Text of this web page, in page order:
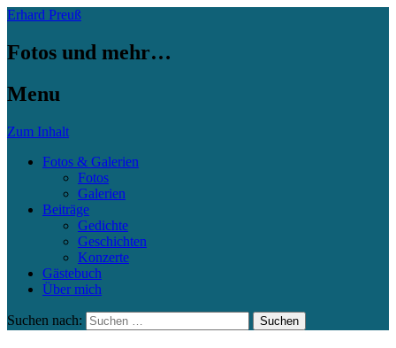
Erhard Preuß
Fotos und mehr…
Menu
Zum Inhalt
Fotos & Galerien
Fotos
Galerien
Beiträge
Gedichte
Geschichten
Konzerte
Gästebuch
Über mich
Suchen nach: